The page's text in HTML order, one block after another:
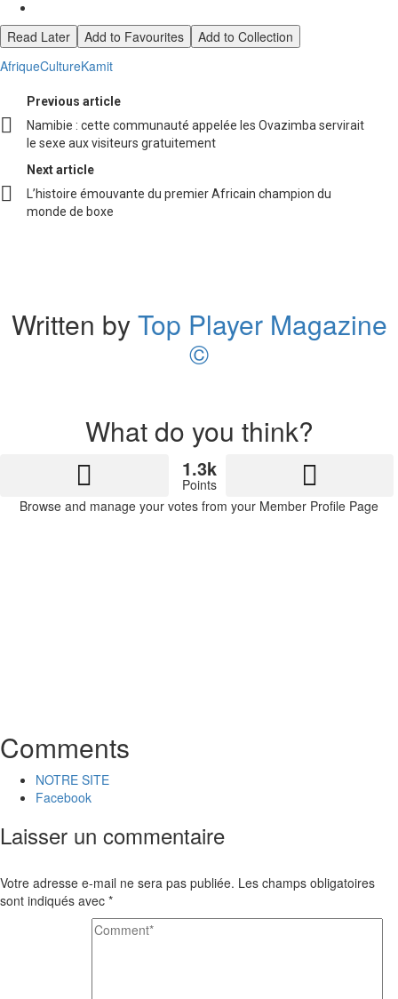
Read Later Add to Favourites
Add to Collection
AfriqueCultureKamit
more
Previous article
Namibie : cette communauté appelée les Ovazimba servirait
le sexe aux visiteurs gratuitement
Next article
L’histoire émouvante du premier Africain champion du
monde de boxe
Written byTop Player Magazine
©
What do you think?
1.3k
Points
Browse and manage your votes from your Member Profile Page
Comments
NOTRE SITE
Facebook
Laisser un commentaire
Votre adresse e-mail ne sera pas publiée. Les champs obligatoires
sont indiqués avec *